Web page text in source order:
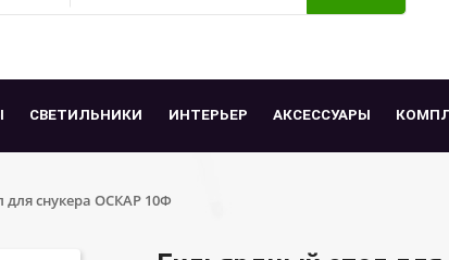
СВЕТИЛЬНИКИ ИНТЕРЬЕР АКСЕССУАРЫ
для снукера ОСКАР 10Ф